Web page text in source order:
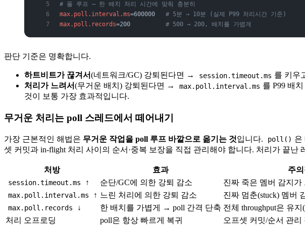
# 폴 루프 — 한 배치 처리 시간에 맞춰 충분히
max.poll.interval.ms=600000 # 5분 → 10분 (실제 P99 처리시간 기준)
max.poll.records=200 # 500 → 200, 배치를 가볍게
판단 기준은 명확합니다.
하트비트가 끊겨서(네트워크/GC) 강퇴된다면 → session.timeout.ms 를 키우
처리가 느려서(무거운 배치) 강퇴된다면 → max.poll.interval.ms 를 P99 배
것이 보통 가장 효과적입니다.
무거운 처리는 poll 스레드에서 떼어내기
가장 근본적인 해법은 무거운 작업을 poll 루프 바깥으로 옮기는 것입니다. poll() 은
셋 커밋과 in-flight 처리 사이의 순서·중복 보장을 직접 관리해야 합니다. 처리가 끝난
처방 효과 주의
session.timeout.ms ↑ 순단/GC에 의한 강퇴 감소 진짜 죽은 멤버 감지가
max.poll.interval.ms ↑ 느린 처리에 의한 강퇴 감소 진짜 멈춘(stuck) 멤버
max.poll.records ↓ 한 배치를 가볍게 → poll 간격 단축 전체 throughput은 유
처리 오프로딩
poll은 항상 빠르게 복귀 오프셋 커밋/순서 관리